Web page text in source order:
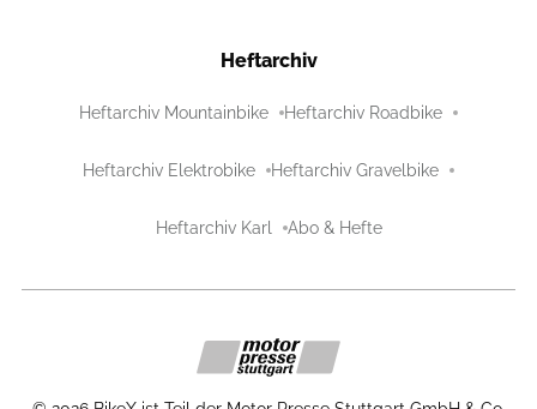
Heftarchiv
Heftarchiv Mountainbike Heftarchiv Roadbike
Heftarchiv Elektrobike Heftarchiv Gravelbike
Heftarchiv Karl Abo & Hefte